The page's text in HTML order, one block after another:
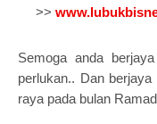
>>
Semoga anda
perlukan.. Dan
raya pada bulan